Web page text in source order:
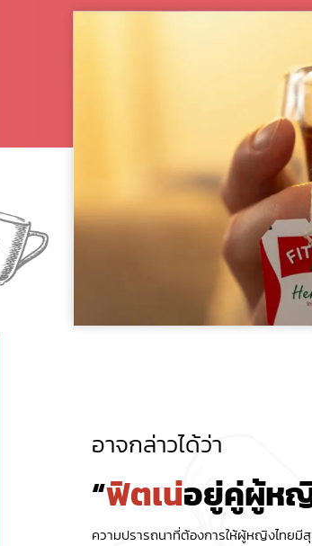
อาจกล่าวได้ว่า
“ฟิตเน่อยู่คู่ผู้ห
ความปรารถนาที่ต้องการให้ผู้หญิงไทยมี